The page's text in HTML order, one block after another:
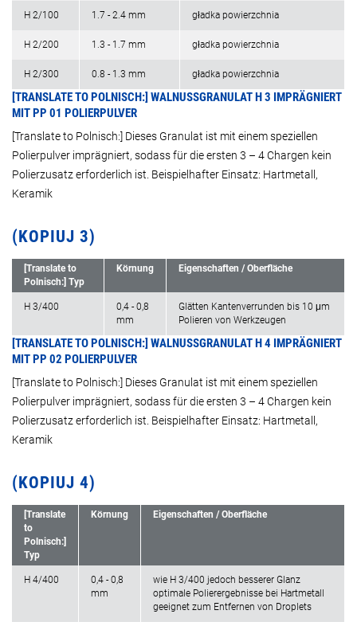
H 2/100 1.7 - 2.4 mm gładka powierzchnia
H 2/200 1.3 - 1.7 mm gładka powierzchnia
H 2/300 0.8 - 1.3 mm gładka powierzchnia
[TRANSLATE TO POLNISCH:] WALNUSSGRANULAT H 3 IMPRÄGNIERT
MIT PP 01 POLIERPULVER
[Translate to Polnisch:] Dieses Granulat ist mit einem speziellen
Polierpulver imprägniert, sodass für die ersten 3 – 4 Chargen kein
Polierzusatz erforderlich ist. Beispielhafter Einsatz: Hartmetall,
Keramik
(KOPIUJ 3)
[Translate to
Polnisch:] Typ
Körnung Eigenschaften / Oberfläche
H 3/400
0,4 - 0,8
mm
Glätten Kantenverrunden bis 10 μm
Polieren von Werkzeugen
[TRANSLATE TO POLNISCH:] WALNUSSGRANULAT H 4 IMPRÄGNIERT
MIT PP 02 POLIERPULVER
[Translate to Polnisch:] Dieses Granulat ist mit einem speziellen
Polierpulver imprägniert, sodass für die ersten 3 – 4 Chargen kein
Polierzusatz erforderlich ist. Beispielhafter Einsatz: Hartmetall,
Keramik
(KOPIUJ 4)
[Translate
to
Polnisch:]
Typ
Körnung Eigenschaften / Oberfläche
H 4/400
0,4 - 0,8
mm
wie H 3/400 jedoch besserer Glanz
optimale Polierergebnisse bei Hartmetall
geeignet zum Entfernen von Droplets